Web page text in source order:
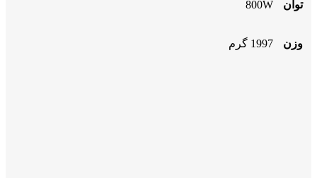
توان 800W
وزن 1997 گرم